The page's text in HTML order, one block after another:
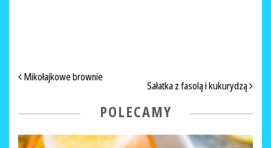
NAWIGACJA PO ARTYKUŁACH
Mikołajkowe brownie
Sałatka z fasolą i kukurydzą
POLECAMY